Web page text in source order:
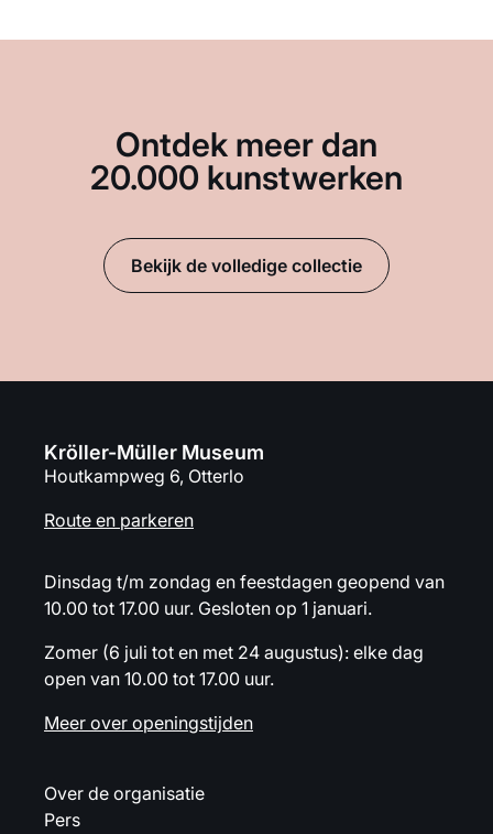
Ontdek meer dan
20.000 kunstwerken
Bekijk de volledige collectie
Kröller-Müller Museum
Houtkampweg 6, Otterlo
Route en parkeren
Dinsdag t/m zondag en feestdagen geopend van
10.00 tot 17.00 uur. Gesloten op 1 januari.
Zomer (6 juli tot en met 24 augustus): elke dag
open van 10.00 tot 17.00 uur.
Meer over openingstijden
Over de organisatie
Pers